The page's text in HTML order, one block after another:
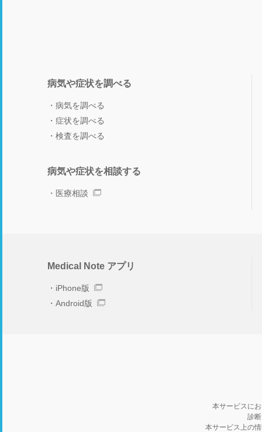
病気や症状を調べる
病気を調べる
症状を調べる
検査を調べる
病気や症状を相談する
医療相談
Medical Note アプリ
iPhone版
Android版
本サービスに
診
本サービス上の